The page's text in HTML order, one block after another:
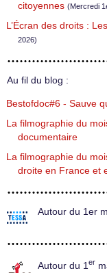
citoyennes (Mercredi
L’Écran des droits :
2026)
Au fil du blog :
Bestofdoc#6 - Sauve
La filmographie du
documentaire
La filmographie du
droite en France et
Autour du 1er
Autour du 1 er